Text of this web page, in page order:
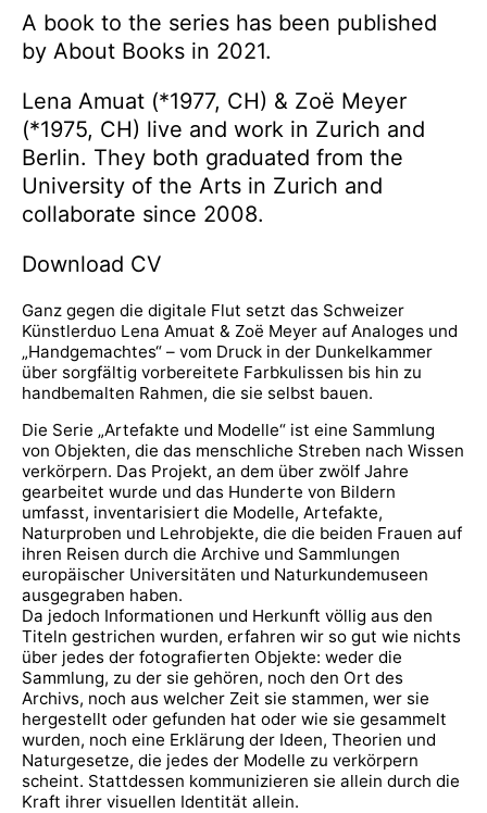
A book to the series has been published
by About Books in 2021.
Lena Amuat (*1977, CH) & Zoë Meyer
(*1975, CH) live and work in Zurich and
Berlin. They both graduated from the
University of the Arts in Zurich and
collaborate since 2008.
Download CV
Ganz gegen die digitale Flut setzt das Schweizer
Künstlerduo Lena Amuat & Zoë Meyer auf Analoges und
„Handgemachtes“ – vom Druck in der Dunkelkammer
über sorgfältig vorbereitete Farbkulissen bis hin zu
handbemalten Rahmen, die sie selbst bauen.
Die Serie „Artefakte und Modelle“ ist eine Sammlung
von Objekten, die das menschliche Streben nach Wissen
verkörpern. Das Projekt, an dem über zwölf Jahre
gearbeitet wurde und das Hunderte von Bildern
umfasst, inventarisiert die Modelle, Artefakte,
Naturproben und Lehrobjekte, die die beiden Frauen auf
ihren Reisen durch die Archive und Sammlungen
europäischer Universitäten und Naturkundemuseen
ausgegraben haben.
Da jedoch Informationen und Herkunft völlig aus den
Titeln gestrichen wurden, erfahren wir so gut wie nichts
über jedes der fotografierten Objekte: weder die
Sammlung, zu der sie gehören, noch den Ort des
Archivs, noch aus welcher Zeit sie stammen, wer sie
hergestellt oder gefunden hat oder wie sie gesammelt
wurden, noch eine Erklärung der Ideen, Theorien und
Naturgesetze, die jedes der Modelle zu verkörpern
scheint. Stattdessen kommunizieren sie allein durch die
Kraft ihrer visuellen Identität allein.